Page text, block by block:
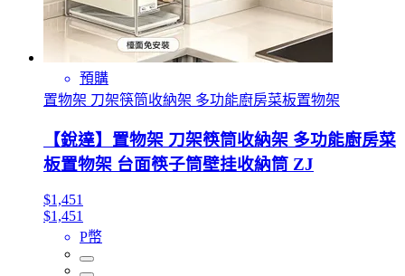
預購
置物架 刀架筷筒收納架 多功能廚房菜板置物架
【銳達】置物架 刀架筷筒收納架 多功能廚房菜
板置物架 台面筷子筒壁挂收納筒 ZJ
$1,451
$1,451
P幣